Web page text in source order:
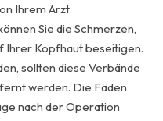
Ihrem Arzt
Sie die Schmerzen,
Ihrer Kopfhaut beseitigen.
sollten diese Verbände
werden. Die Fäden
nach der Operation